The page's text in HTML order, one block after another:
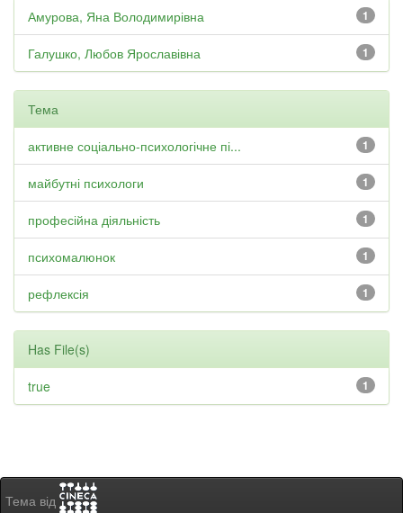
1
Амурова, Яна Володимирівна
1
Галушко, Любов Ярославівна
Тема
1
активне соціально-психологічне пі...
1
майбутні психологи
1
професійна діяльність
1
психомалюнок
1
рефлексія
Has File(s)
1
true
Тема від